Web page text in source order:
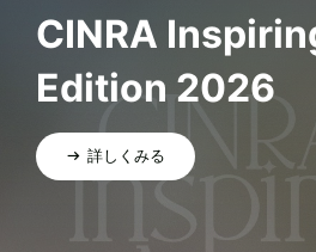
CINRA
Edition 2026
詳しくみる